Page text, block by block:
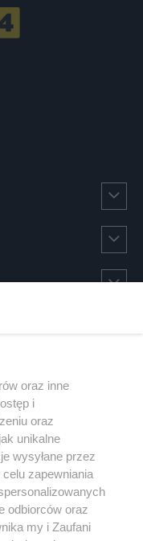
Youtube
oraz inne
i
oraz
unikalne
wysyłane przez
zapewniania
odbiorców oraz
my i Zaufani